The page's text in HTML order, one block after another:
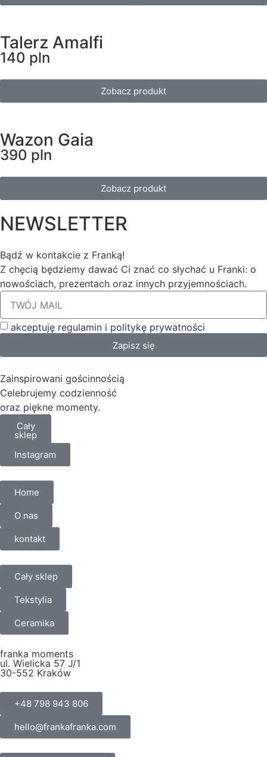
Talerz Amalfi
140 pln
Zobacz produkt
Wazon Gaia
390 pln
Zobacz produkt
NEWSLETTER
Bądź w kontakcie z Franką!
Z chęcią będziemy dawać Ci znać co słychać u Franki: o
nowościach, prezentach oraz innych przyjemnościach.
akceptuję regulamin i politykę prywatności
Zapisz się
Zainspirowani gościnnością
Celebrujemy codzienność
oraz piękne momenty.
Cały
sklep
Instagram
Home
O nas
kontakt
Cały sklep
Tekstylia
Ceramika
franka moments
ul. Wielicka 57 J/1
30-552 Kraków
+48 798 943 806
hello@frankafranka.com